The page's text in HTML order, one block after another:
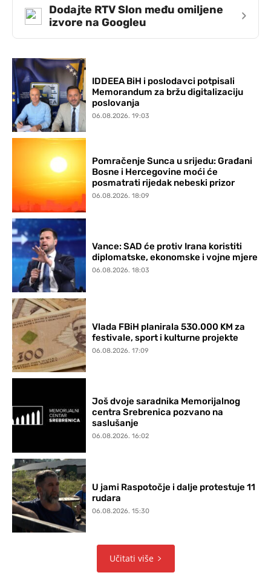
Dodajte RTV Slon među omiljene
izvore na Googleu
›
IDDEEA BiH i poslodavci potpisali
Memorandum za bržu digitalizaciju
poslovanja
06.08.2026. 19:03
Pomračenje Sunca u srijedu: Građani
Bosne i Hercegovine moći će
posmatrati rijedak nebeski prizor
06.08.2026. 18:09
Vance: SAD će protiv Irana koristiti
diplomatske, ekonomske i vojne mjere
06.08.2026. 18:03
Vlada FBiH planirala 530.000 KM za
festivale, sport i kulturne projekte
06.08.2026. 17:09
Još dvoje saradnika Memorijalnog
centra Srebrenica pozvano na
saslušanje
06.08.2026. 16:02
U jami Raspotočje i dalje protestuje 11
rudara
06.08.2026. 15:30
Učitati više